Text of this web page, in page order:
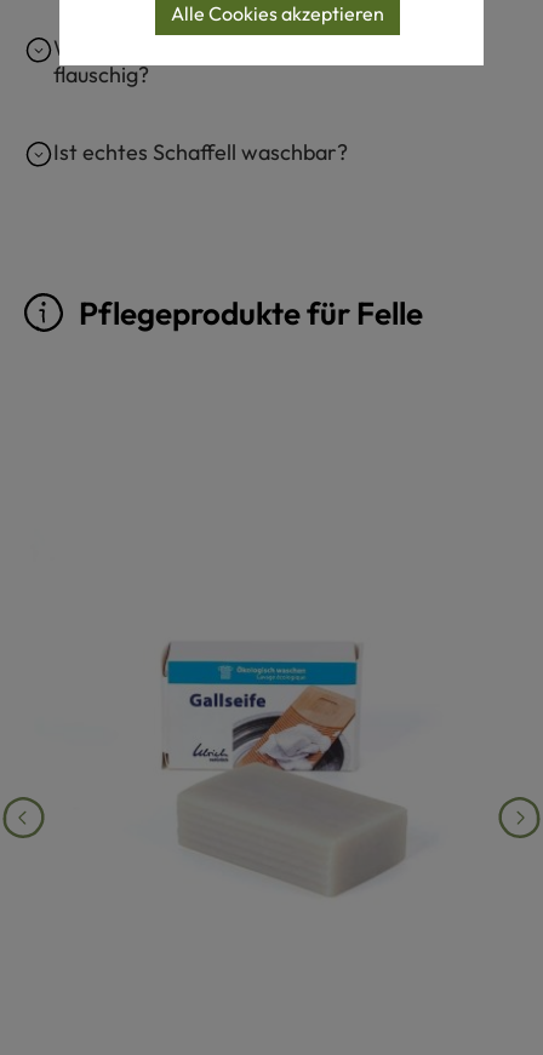
Wie bekomme ich ein Schaffell wieder
flauschig?
Ist echtes Schaffell waschbar?
Pflegeprodukte für Felle
Alle Cookies akzeptieren